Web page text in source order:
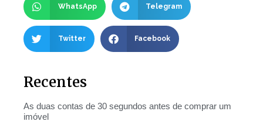
WhatsApp Telegram
Twitter Facebook
Recentes
As duas contas de 30 segundos antes de comprar um
imóvel